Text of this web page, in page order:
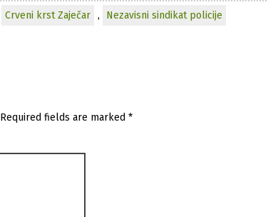
Crveni krst Zaječar , Nezavisni sindikat policije
Required fields are marked *